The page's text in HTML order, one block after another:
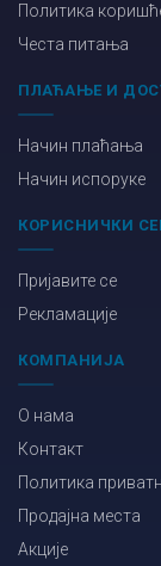
Политика
Честа питања
ПЛАЋАЊЕ И
Начин плаћања
Начин испоруке
КОРИСНИЧКИ
Пријавите се
Рекламације
КОМПАНИЈА
О нама
Контакт
Политика
Продајна места
Акције